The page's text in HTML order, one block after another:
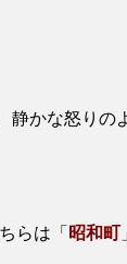
かな怒りの
らは「 昭和町